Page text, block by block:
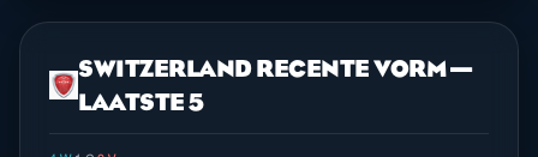
SWITZERLAND RECENTE VORM —
LAATSTE 5